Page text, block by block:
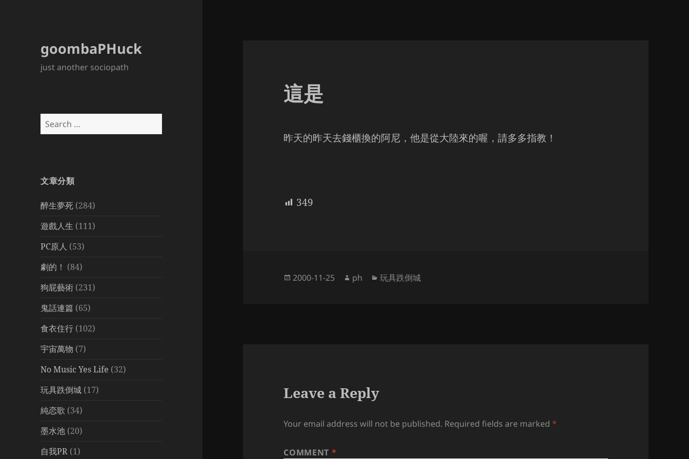
goombaPHuck
just another sociopath
Search
for:
文章分類
醉生夢死 (284)
遊戲人生 (111)
PC原人 (53)
劇的！ (84)
狗屁藝術 (231)
鬼話連篇 (65)
食衣住行 (102)
宇宙萬物 (7)
No Music Yes Life (32)
玩具跌倒城 (17)
純恋歌 (34)
墨水池 (20)
自我PR (1)
這是
昨天的昨天去錢櫃換的阿尼，他是從大陸來的喔，請多多指教！
349
Posted
2000-11-25 Author
ph Categories
玩具跌倒城
Leave a Reply
Your email address will not be published. Required fields are marked*
COMMENT *